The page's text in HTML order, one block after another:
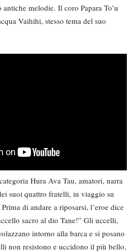
melodie. Il coro Papara To’u
Vaihihi, stesso tema del suo
Hura Ava Tau, amatori, narra
suoi quattro fratelli, in viaggio su
di andare a riposarsi, l’eroe dice
sacro al dio Tane!” Gli uccelli,
intorno alla barca e si posano
non resistono e uccidono il più bello,